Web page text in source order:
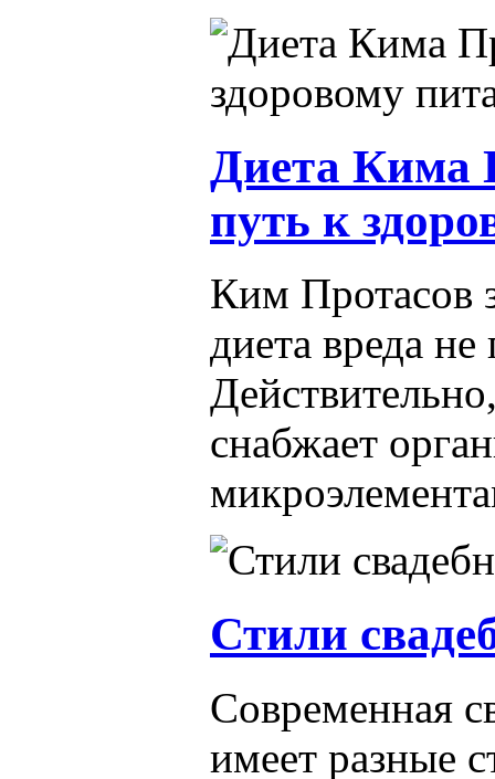
Диета Кима
путь к
Ким Протасов
диета вреда не
снабжает
Стили
Современная
имеет разные